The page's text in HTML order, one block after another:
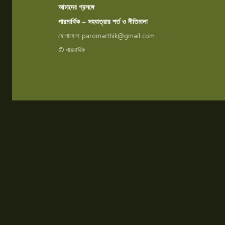
আমাদের প্রসঙ্গে
পারমার্থিক – সহযাত্রার শর্ত ও নীতিমালা
যোগাযোগ: paromarthik@gmail.com
© পারমার্থিক